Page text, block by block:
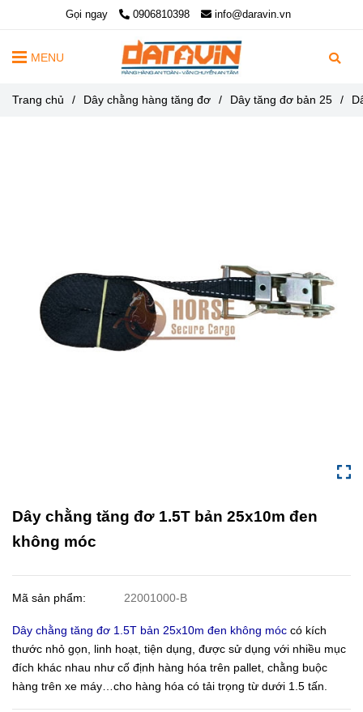
Gọi ngay 0906810398 info@daravin.vn
MENU
Trang chủ / Dây chằng hàng tăng đơ / Dây tăng đơ bản 25 /
Dây chằng tăng đơ 1.5T bản 25x10m đen
không móc
Mã sản phẩm: 22001000-B
Dây chằng tăng đơ 1.5T bản 25x10m đen không móc có kích
thước nhỏ gọn, linh hoạt, tiện dụng, được sử dụng với nhiều mục
đích khác nhau như cố định hàng hóa trên pallet, chằng buộc
hàng trên xe máy…cho hàng hóa có tải trọng từ dưới 1.5 tấn.